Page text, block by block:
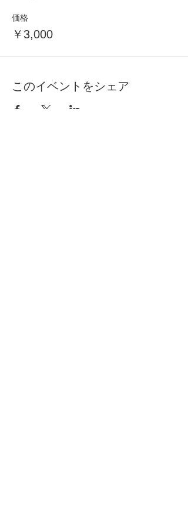
価格
￥3,000
このイベントをシェア